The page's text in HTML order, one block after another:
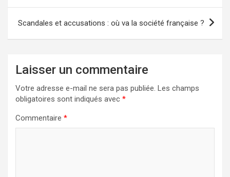
l’article
Scandales et accusations : où va la société française ?
Laisser un commentaire
Votre adresse e-mail ne sera pas publiée. Les champs
obligatoires sont indiqués avec *
Commentaire *